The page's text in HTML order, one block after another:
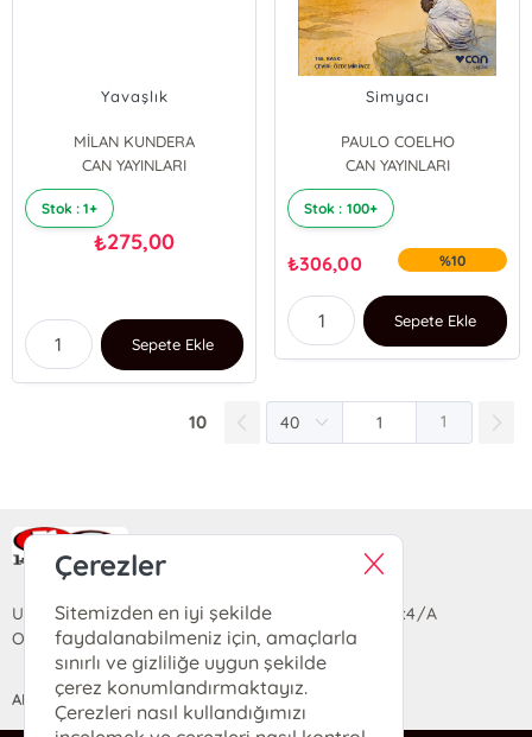
Yavaşlık
MİLAN KUNDERA
CAN YAYINLARI
Stok : 1+
₺275,00
Sepete Ekle
Simyacı
PAULO COELHO
CAN YAYINLARI
Stok : 100+
₺306,00 %10
Sepete Ekle
10 1
Ra Yayın Kitabevi
Uzun Sokak Saray Çarşısı Lara Sineması Girişi No:4/A
Ortahisar/TRABZON
ANASAYFA YARDIM İLETİŞİM
Çerezler
Sitemizden en iyi şekilde
faydalanabilmeniz için, amaçlarla
sınırlı ve gizliliğe uygun şekilde
çerez konumlandırmaktayız.
Çerezleri nasıl kullandığımızı